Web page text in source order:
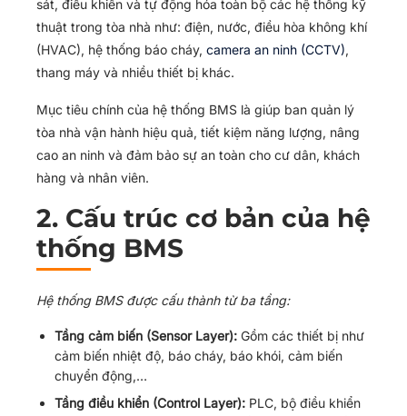
sát, điều khiển và tự động hóa toàn bộ các hệ thống kỹ
thuật trong tòa nhà như: điện, nước, điều hòa không khí
(HVAC), hệ thống báo cháy, camera an ninh (CCTV),
thang máy và nhiều thiết bị khác.
Mục tiêu chính của hệ thống BMS là giúp ban quản lý
tòa nhà vận hành hiệu quả, tiết kiệm năng lượng, nâng
cao an ninh và đảm bảo sự an toàn cho cư dân, khách
hàng và nhân viên.
2. Cấu trúc cơ bản của hệ
thống BMS
Hệ thống BMS được cấu thành từ ba tầng:
Tầng cảm biến (Sensor Layer): Gồm các thiết bị như
cảm biến nhiệt độ, báo cháy, báo khói, cảm biến
chuyển động,…
Tầng điều khiển (Control Layer): PLC, bộ điều khiển